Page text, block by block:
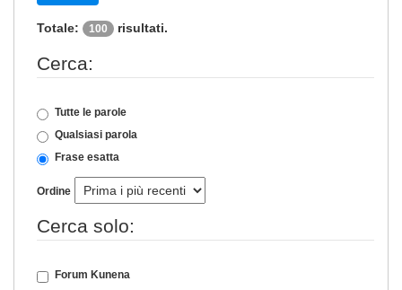
Totale: 100 risultati.
Cerca:
Tutte le parole
Qualsiasi parola
Frase esatta
Ordine
Cerca solo:
Forum Kunena